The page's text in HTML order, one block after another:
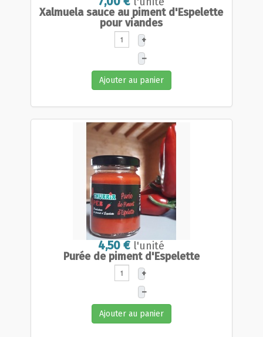
Xalmuela sauce au piment d'Espelette
pour viandes
+
–
Ajouter au panier
4,50 € l'unité
Purée de piment d'Espelette
+
–
Ajouter au panier